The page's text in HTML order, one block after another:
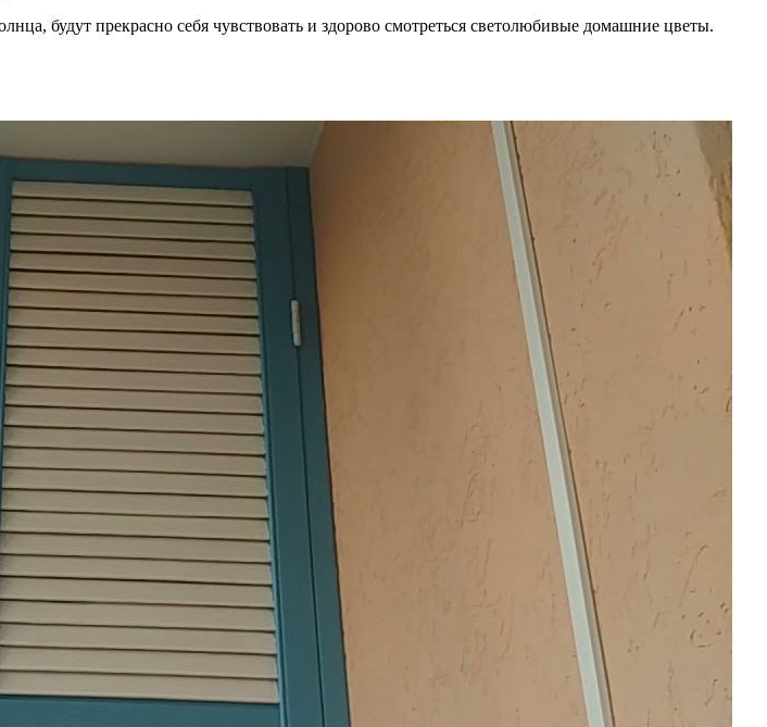
будут прекрасно себя чувствовать и здорово смотреться светолюбивые домашние цветы.